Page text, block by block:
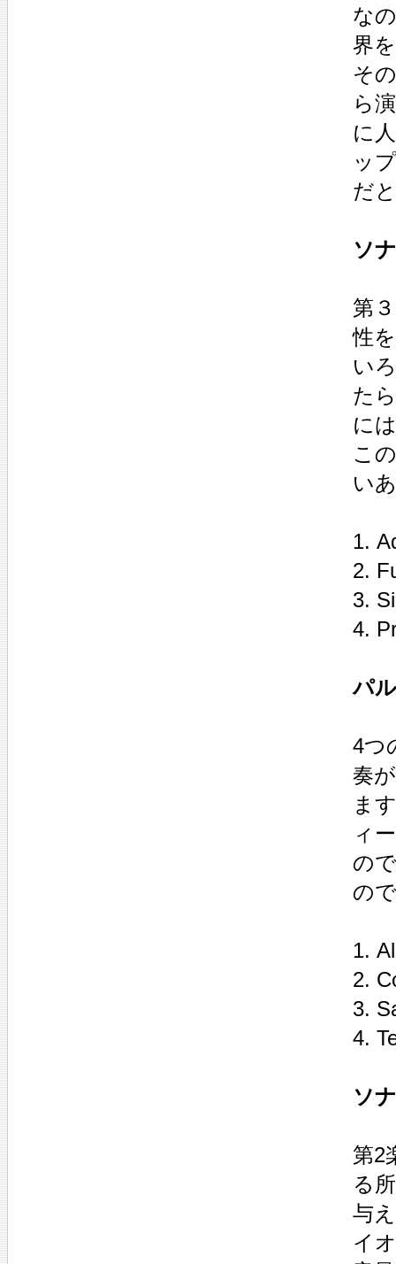
な
界
そ
ら
に
ッ
だ
ソ
第
性
い
た
に
こ
い
1.
2.
3.
4.
パ
4つ
奏
ま
ィ
の
の
1.
2.
3.
4.
ソ
第2
る
与
イ